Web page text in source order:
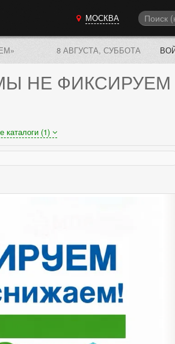
МОСКВА
8 АВГУСТА, СУББОТА
НЕ
каталоги (1)